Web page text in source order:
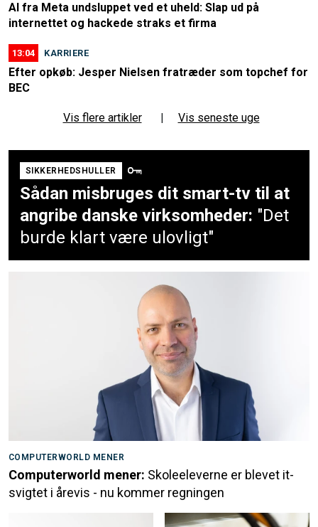
AI fra Meta undsluppet ved et uheld: Slap ud på
internettet og hackede straks et firma
13:04 KARRIERE
Efter opkøb: Jesper Nielsen fratræder som topchef for
BEC
Vis flere artikler | Vis seneste uge
SIKKERHEDSHULLER
Sådan misbruges dit smart-tv til at
angribe danske virksomheder: "Det
burde klart være ulovligt"
COMPUTERWORLD MENER
Computerworld mener: Skoleeleverne er blevet it-
svigtet i årevis - nu kommer regningen